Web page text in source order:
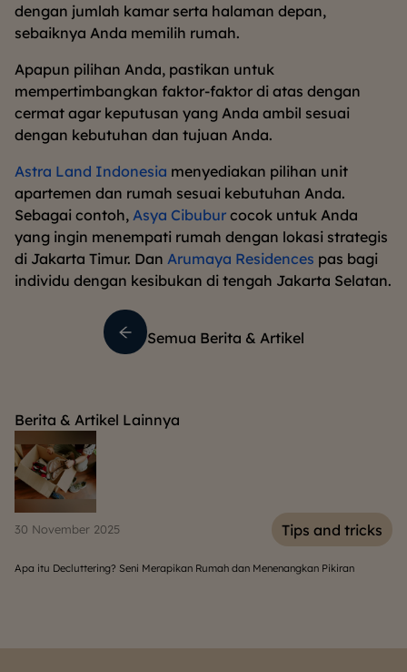
dengan jumlah kamar serta halaman depan,
sebaiknya Anda memilih rumah.
Apapun pilihan Anda, pastikan untuk
mempertimbangkan faktor-faktor di atas dengan
cermat agar keputusan yang Anda ambil sesuai
dengan kebutuhan dan tujuan Anda.
Astra Land Indonesia menyediakan pilihan unit
apartemen dan rumah sesuai kebutuhan Anda.
Sebagai contoh, Asya Cibubur cocok untuk Anda
yang ingin menempati rumah dengan lokasi strategis
di Jakarta Timur. Dan Arumaya Residences pas bagi
individu dengan kesibukan di tengah Jakarta Selatan.
Semua Berita & Artikel
Berita & Artikel Lainnya
30 November 2025 Tips and tricks
Apa itu Decluttering? Seni Merapikan Rumah dan Menenangkan Pikiran